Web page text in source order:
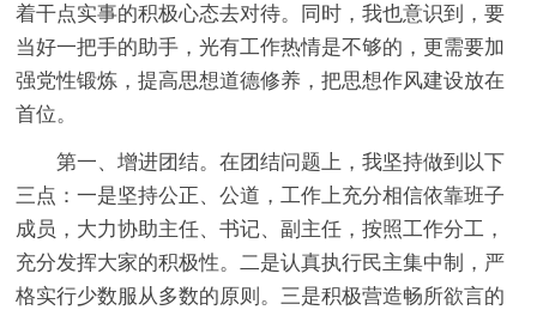
着干点实事的积极心态去对待。同时，我也意识到，要
当好一把手的助手，光有工作热情是不够的，更需要加
强党性锻炼，提高思想道德修养，把思想作风建设放在
首位。
第一、增进团结。在团结问题上，我坚持做到以下
三点：一是坚持公正、公道，工作上充分相信依靠班子
成员，大力协助主任、书记、副主任，按照工作分工，
充分发挥大家的积极性。二是认真执行民主集中制，严
格实行少数服从多数的原则。三是积极营造畅所欲言的